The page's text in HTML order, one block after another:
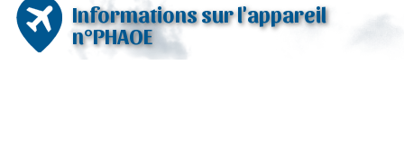
Informations sur l'appareil
n°PHAOE